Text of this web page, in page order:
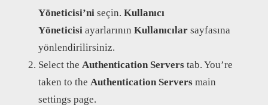
Yöneticisi’ni seçin. Kullanıcı
Yöneticisi ayarlarının Kullanıcılar sayfasına
yönlendirilirsiniz.
Select the Authentication Servers tab. You’re
taken to the Authentication Servers main
settings page.